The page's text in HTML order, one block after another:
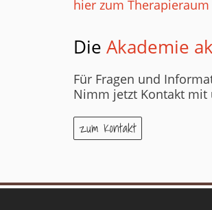
hier zum
Die Akademie
Für Fragen und
Nimm jetzt Kontakt mit
zum Kontakt